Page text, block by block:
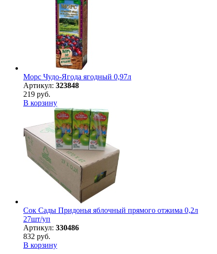
Морс Чудо-Ягода ягодный 0,97л
Артикул: 323848
219 руб.
В корзину
Сок Сады Придонья яблочный прямого отжима 0,2л
27шт/уп
Артикул: 330486
832 руб.
В корзину